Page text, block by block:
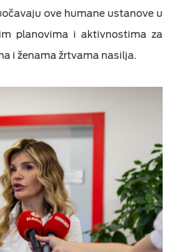
ove humane ustanove u
planovima i aktivnostima za
i ženama žrtvama nasilja.